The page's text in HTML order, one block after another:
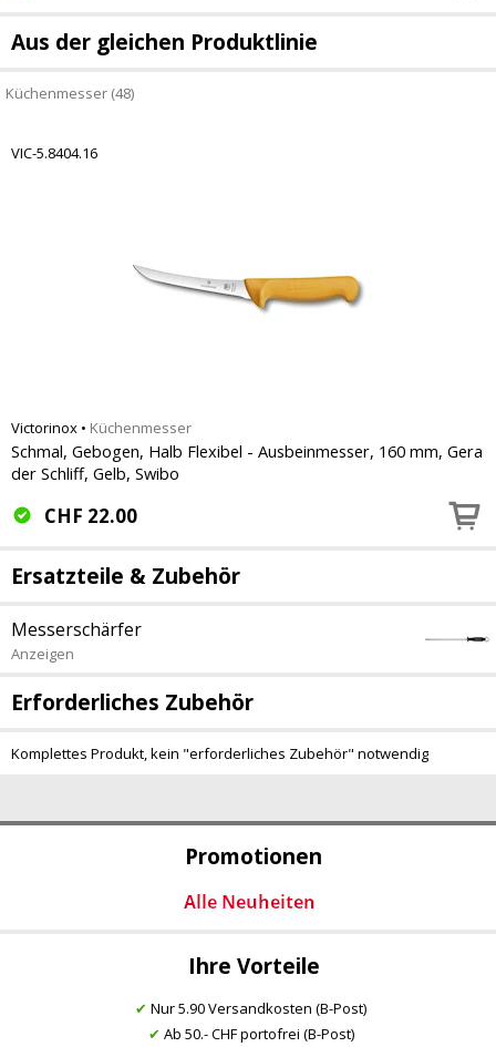
Promotionen
Ihre Vorteile
✔ Nur 5.90 Versandkosten (B-Post)
✔ Ab 50.- CHF portofrei (B-Post)
Aus der gleichen Produktlinie
Küchenmesser (48)
VIC-5.8404.16
Victorinox • Küchenmesser
Schmal, Gebogen, Halb Flexibel - Ausbeinmesser, 160 mm, Gera
der Schliff, Gelb, Swibo
CHF 22.00
Ersatzteile & Zubehör
Messerschärfer
Anzeigen
Erforderliches Zubehör
Komplettes Produkt, kein "erforderliches Zubehör" notwendig